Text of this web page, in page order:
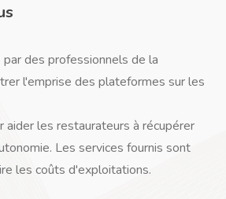
des professionnels de la
l'emprise des plateformes sur les
aider les restaurateurs à récupérer
Les services fournis sont
les coûts d'exploitations.